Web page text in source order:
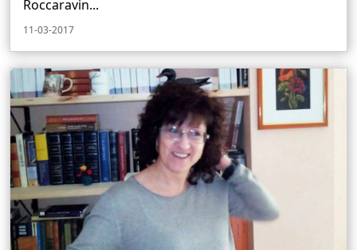
Roccaravin...
11-03-2017